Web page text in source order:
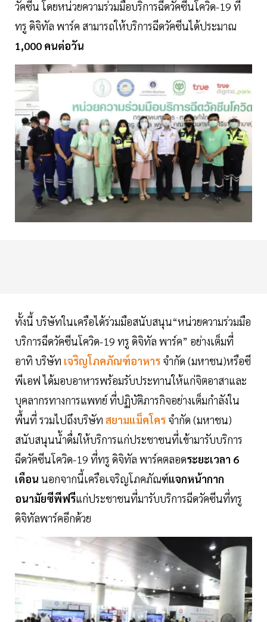
วัคซีน โดยหน่วยความร่วมมือบริการฉีดวัคซีนโควิด-19 ที่
ทรู ดิจิทัล พาร์ค สามารถให้บริการฉีดวัคซีนได้ประมาณ
1,000 คนต่อวัน
ทั้งนี้ บริษัทในเครือได้ร่วมมือสนับสนุน“หน่วยความร่วมมือ
บริการฉีดวัคซีนโควิด-19 ทรู ดิจิทัล พาร์ค” อย่างเต็มที่
อาทิ บริษัท เจริญโภคภัณฑ์อาหาร จำกัด (มหาชน)หรือซี
พีเอฟ ได้มอบอาหารพร้อมรับประทานให้แก่จิตอาสาและ
บุคลากรทางการแพทย์ ที่ปฏิบัติภารกิจอย่างเต็มกำลังใน
พื้นที่ รวมไปถึงบริษัท สยามแม็คโคร จำกัด (มหาชน)
สนับสนุนน้ำดื่มให้บริการแก่ประชาชนที่เข้ามารับบริการ
ฉีดวัคซีนโควิด-19 ที่ทรู ดิจิทัล พาร์คตลอดระยะเวลา 6
เดือน นอกจากนี้เครือเจริญโภคภัณฑ์แจกหน้ากาก
อนามัยซีพีฟรีแก่ประชาชนที่มารับบริการฉีดวัคซีนที่ทรู
ดิจิทัลพาร์คอีกด้วย